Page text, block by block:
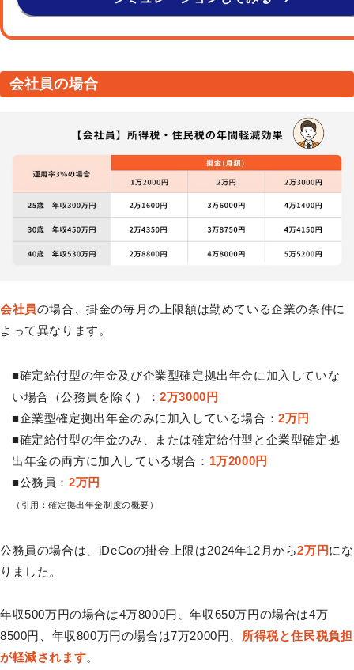
会社員の場合
会社員の場合、掛金の毎月の上限額は勤めている企業の条件に
よって異なります。
■確定給付型の年金及び企業型確定拠出年金に加入していな
い場合（公務員を除く）：2万3000円
■企業型確定拠出年金のみに加入している場合：2万円
■確定給付型の年金のみ、または確定給付型と企業型確定拠
出年金の両方に加入している場合： 1万2000円
■公務員： 2万円
（引用：確定拠出年金制度の概要 ）
公務員の場合は、iDeCoの掛金上限は2024年12月から2万円にな
りました。
年収500万円の場合は4万8000円、年収650万円の場合は4万
8500円、年収800万円の場合は7万2000円、 所得税と住民税負担
が軽減されます。